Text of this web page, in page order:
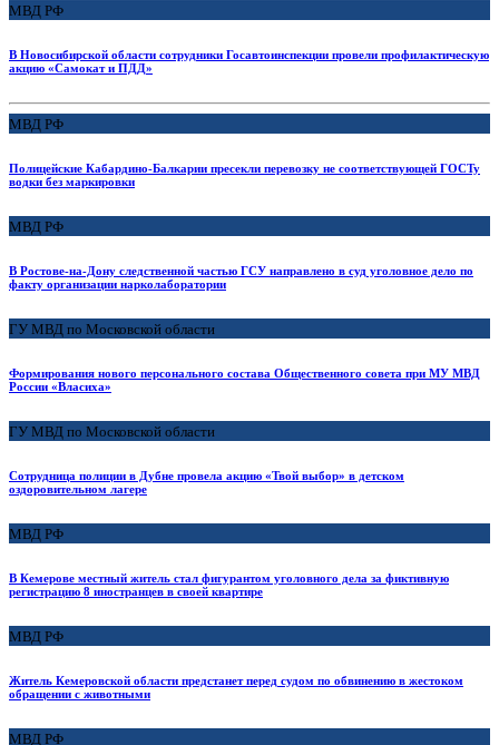
МВД РФ
В Новосибирской области сотрудники Госавтоинспекции провели профилактическую
акцию «Самокат и ПДД»
МВД РФ
Полицейские Кабардино-Балкарии пресекли перевозку не соответствующей ГОСТу
водки без маркировки
МВД РФ
В Ростове-на-Дону следственной частью ГСУ направлено в суд уголовное дело по
факту организации нарколаборатории
ГУ МВД по Московской области
Формирования нового персонального состава Общественного совета при МУ МВД
России «Власиха»
ГУ МВД по Московской области
Сотрудница полиции в Дубне провела акцию «Твой выбор» в детском
оздоровительном лагере
МВД РФ
В Кемерове местный житель стал фигурантом уголовного дела за фиктивную
регистрацию 8 иностранцев в своей квартире
МВД РФ
Житель Кемеровской области предстанет перед судом по обвинению в жестоком
обращении с животными
МВД РФ